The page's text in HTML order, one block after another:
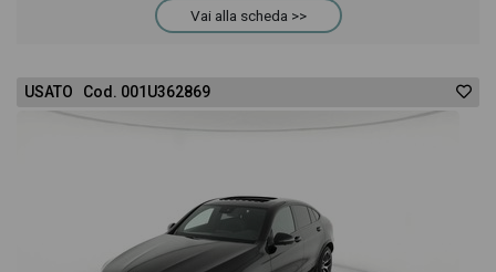
Vai alla scheda >>
USATO Cod. 001U362869